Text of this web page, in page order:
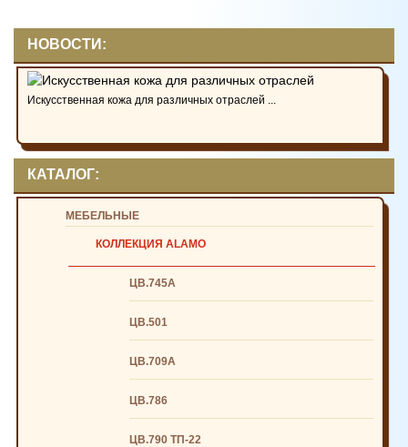
НОВОСТИ:
Искусственная кожа для различных отраслей ...
КАТАЛОГ:
МЕБЕЛЬНЫЕ
КОЛЛЕКЦИЯ ALAMO
ЦВ.745А
ЦВ.501
ЦВ.709А
ЦВ.786
ЦВ.790 ТП-22